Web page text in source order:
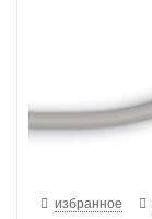
избранное